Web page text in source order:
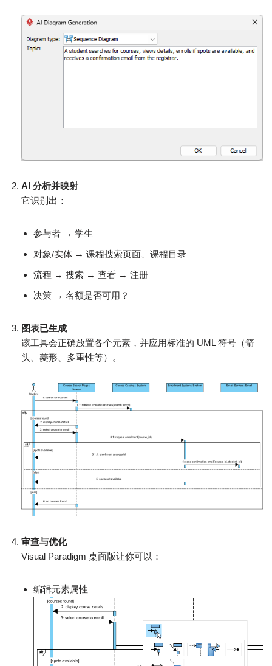
AI 分析并映射
它识别出：
参与者 → 学生
对象/实体 → 课程搜索页面、课程目录
流程 → 搜索 → 查看 → 注册
决策 → 名额是否可用？
图表已生成
该工具会正确放置各个元素，并应用标准的 UML 符号（箭
头、菱形、多重性等）。
审查与优化
Visual Paradigm 桌面版让你可以：
编辑元素属性